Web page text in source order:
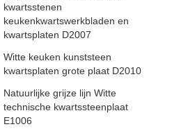
kwartsstenen
keukenkwartswerkbladen en
kwartsplaten D2007
Witte keuken kunststeen
kwartsplaten grote plaat D2010
Natuurlijke grijze lijn Witte
technische kwartssteenplaat
E1006